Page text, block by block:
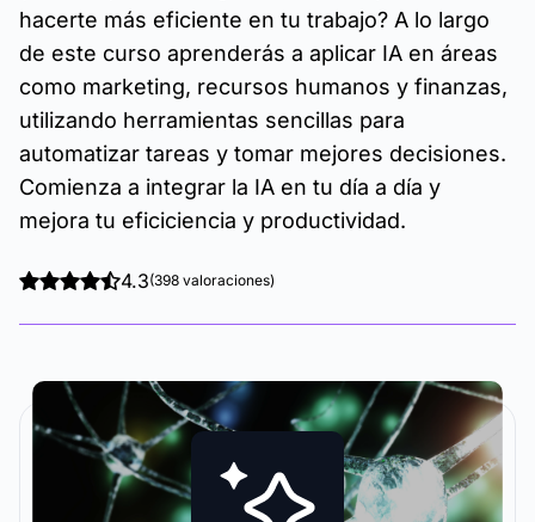
hacerte más eficiente en tu trabajo? A lo largo
de este curso aprenderás a aplicar IA en áreas
como marketing, recursos humanos y finanzas,
utilizando herramientas sencillas para
automatizar tareas y tomar mejores decisiones.
Comienza a integrar la IA en tu día a día y
mejora tu eficiciencia y productividad.
4.3(398 valoraciones)